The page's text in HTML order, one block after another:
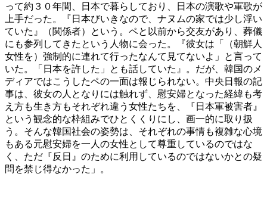
って約３０年間、日本で暮らしており、日本の演歌や軍歌が
上手だった。『日本びいきなので、ナヌムの家では少し浮い
ていた』（関係者）という。ペと以前から交友があり、葬儀
にも参列してきたという人物に会った。『彼女は「（朝鮮人
女性を）強制的に連れて行ったなんて見てないよ」と言って
いた。「日本を許した」とも話していた』。だが、韓国のメ
ディアではこうしたペの一面は報じられない。中央日報の記
事は、彼女の人となりには触れず、慰安婦となった経緯も考
え方も生き方もそれぞれ違う女性たちを、『日本軍被害者』
という観念的な枠組みでひとくくりにし、画一的に取り扱
う。そんな韓国社会の姿勢は、それぞれの事情も複雑な心境
もある元慰安婦を一人の女性として尊重しているのではな
く、ただ『反日』のために利用しているのではないかとの疑
問を禁じ得なかった」。